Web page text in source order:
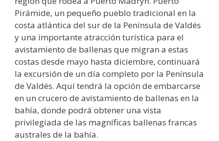
Pirámide, un pequeño pueblo tradicional en la
costa atlántica del sur de la Península de Valdés
y una importante atracción turística para el
avistamiento de ballenas que migran a estas
costas desde mayo hasta diciembre, continuará
la excursión de un día completo por la Península
de Valdés. Aquí tendrá la opción de embarcarse
en un crucero de avistamiento de ballenas en la
bahía, donde podrá obtener una vista
privilegiada de las magníficas ballenas francas
australes de la bahía.